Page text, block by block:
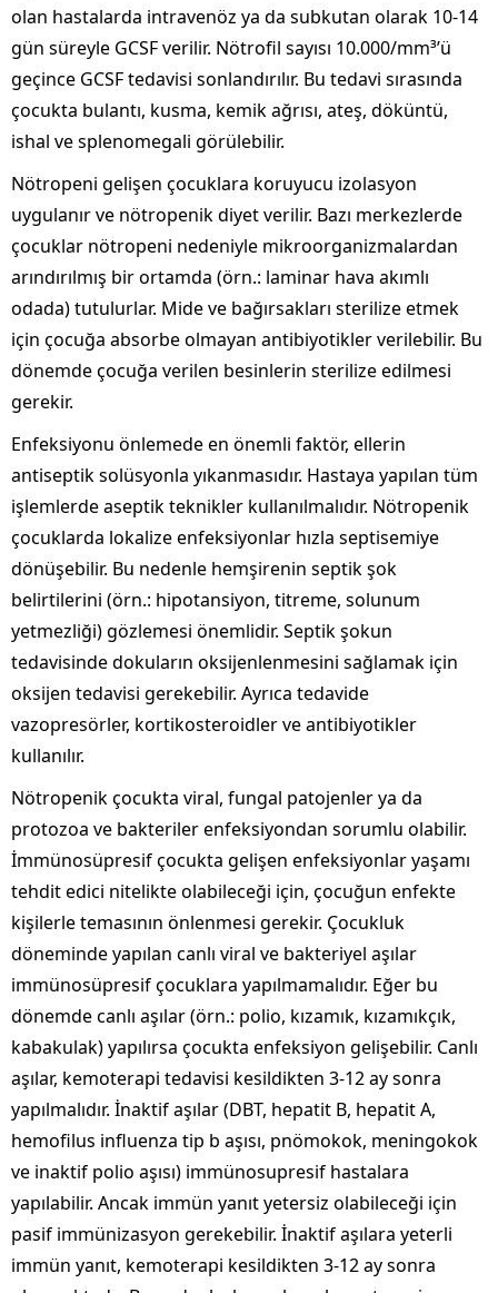
olan hastalarda intravenöz ya da subkutan olarak 10-14
gün süreyle GCSF verilir. Nötrofil sayısı 10.000/mm³’ü
geçince GCSF tedavisi sonlandırılır. Bu tedavi sırasında
çocukta bulantı, kusma, kemik ağrısı, ateş, döküntü,
ishal ve splenomegali görülebilir.
Nötropeni gelişen çocuklara koruyucu izolasyon
uygulanır ve nötropenik diyet verilir. Bazı merkezlerde
çocuklar nötropeni nedeniyle mikroorganizmalardan
arındırılmış bir ortamda (örn.: laminar hava akımlı
odada) tutulurlar. Mide ve bağırsakları sterilize etmek
için çocuğa absorbe olmayan antibiyotikler verilebilir. Bu
dönemde çocuğa verilen besinlerin sterilize edilmesi
gerekir.
Enfeksiyonu önlemede en önemli faktör, ellerin
antiseptik solüsyonla yıkanmasıdır. Hastaya yapılan tüm
işlemlerde aseptik teknikler kullanılmalıdır. Nötropenik
çocuklarda lokalize enfeksiyonlar hızla septisemiye
dönüşebilir. Bu nedenle hemşirenin septik şok
belirtilerini (örn.: hipotansiyon, titreme, solunum
yetmezliği) gözlemesi önemlidir. Septik şokun
tedavisinde dokuların oksijenlenmesini sağlamak için
oksijen tedavisi gerekebilir. Ayrıca tedavide
vazopresörler, kortikosteroidler ve antibiyotikler
kullanılır.
Nötropenik çocukta viral, fungal patojenler ya da
protozoa ve bakteriler enfeksiyondan sorumlu olabilir.
İmmünosüpresif çocukta gelişen enfeksiyonlar yaşamı
tehdit edici nitelikte olabileceği için, çocuğun enfekte
kişilerle temasının önlenmesi gerekir. Çocukluk
döneminde yapılan canlı viral ve bakteriyel aşılar
immünosüpresif çocuklara yapılmamalıdır. Eğer bu
dönemde canlı aşılar (örn.: polio, kızamık, kızamıkçık,
kabakulak) yapılırsa çocukta enfeksiyon gelişebilir. Canlı
aşılar, kemoterapi tedavisi kesildikten 3-12 ay sonra
yapılmalıdır. İnaktif aşılar (DBT, hepatit B, hepatit A,
hemofilus influenza tip b aşısı, pnömokok, meningokok
ve inaktif polio aşısı) immünosupresif hastalara
yapılabilir. Ancak immün yanıt yetersiz olabileceği için
pasif immünizasyon gerekebilir. İnaktif aşılara yeterli
immün yanıt, kemoterapi kesildikten 3-12 ay sonra